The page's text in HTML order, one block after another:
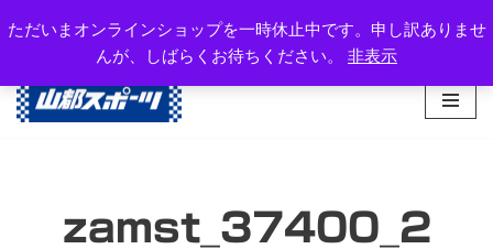
ただいまオンラインショップを一時休止中です。申し訳ありませ
んが、しばらくお待ちください。 非表示
ン
テ
岐阜県高山市西之一色町3-1081-2
TEL：0577-34-3434
zamst_37400_2